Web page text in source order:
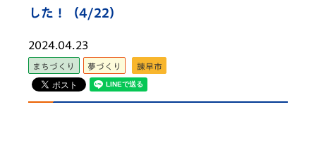
した！（4/22）
2024.04.23
まちづくり 夢づくり 諫早市